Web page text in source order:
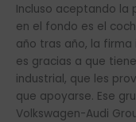
Incluso aceptando la
en el fondo es el
año tras año, la
es gracias a que
industrial, que les
que apoyarse. Ese
Volkswagen-Audi